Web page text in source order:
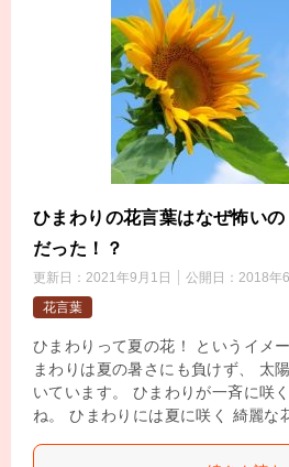
ひまわりの花言葉はなぜ怖い
だった！？
更新日： 2021年9月1日 公開日： 2018年
花言葉
ひまわりって夏の花！ というイメ
まわりは夏の暑さにも負けず、 太
いています。 ひまわりが一斉に咲
ね。 ひまわりには夏に咲く 綺麗